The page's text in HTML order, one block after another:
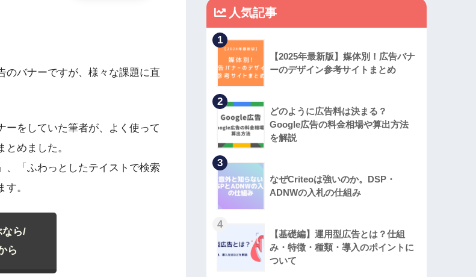
のバナーですが、様々な課題に直
ーをしていた筆者が、よく使って
とめました。
、「ふわっとしたテイストで検索
。
なら/
ら
人気記事
1
【2025年最新版】媒体別！広告バナ
ーのデザイン参考サイトまとめ
2
どのように広告料は決まる？
Google広告の料金相場や算出方法
を解説
3
なぜCriteoは強いのか。DSP・
ADNWの入札の仕組み
4
【基礎編】運用型広告とは？仕組
み・特徴・種類・導入のポイントに
ついて